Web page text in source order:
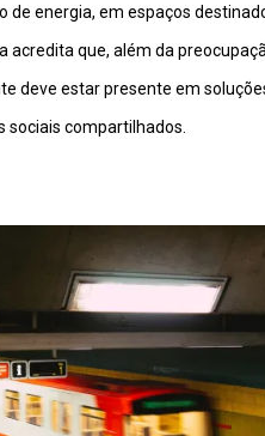
de energia, em espaços
acredita que, além da
deve estar presente em
compartilhados.